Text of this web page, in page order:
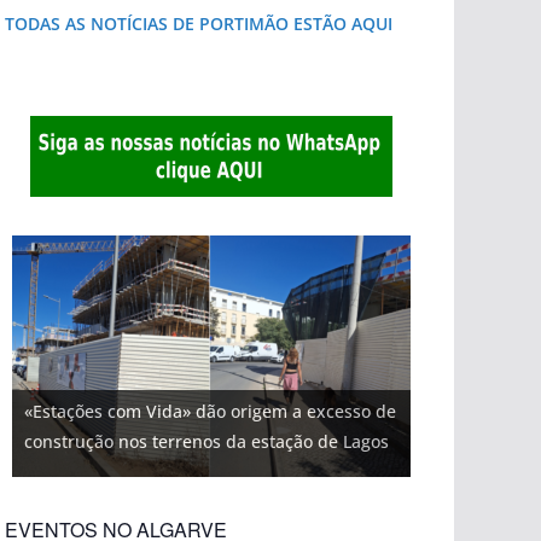
TODAS AS NOTÍCIAS DE PORTIMÃO ESTÃO AQUI
«Estações com Vida» dão origem a excesso de
construção nos terrenos da estação de Lagos
EVENTOS NO ALGARVE